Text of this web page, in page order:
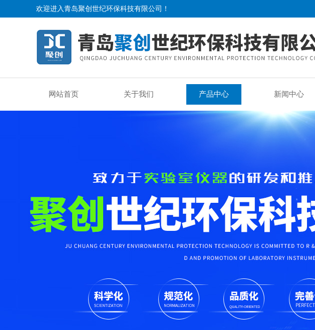
欢迎进入青岛聚创世纪环保科技有限公司！
网站首页 关于我们 产品中心 新闻中心